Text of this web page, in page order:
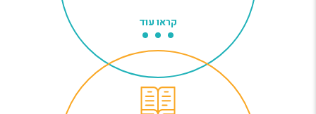
קראו עוד